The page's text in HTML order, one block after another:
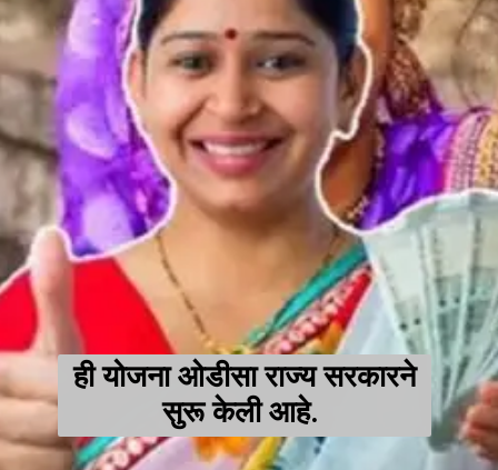
ही योजना ओडीसा राज्य सरकारने
सुरू केली आहे.